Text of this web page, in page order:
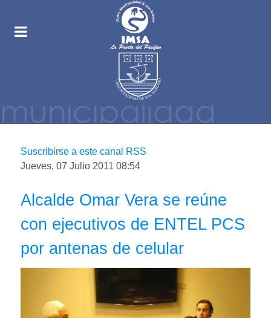
Suscribirse a este canal RSS
Jueves, 07 Julio 2011 08:54
Alcalde Omar Vera se reúne
con ejecutivos de ENTEL PCS
por antenas de celular